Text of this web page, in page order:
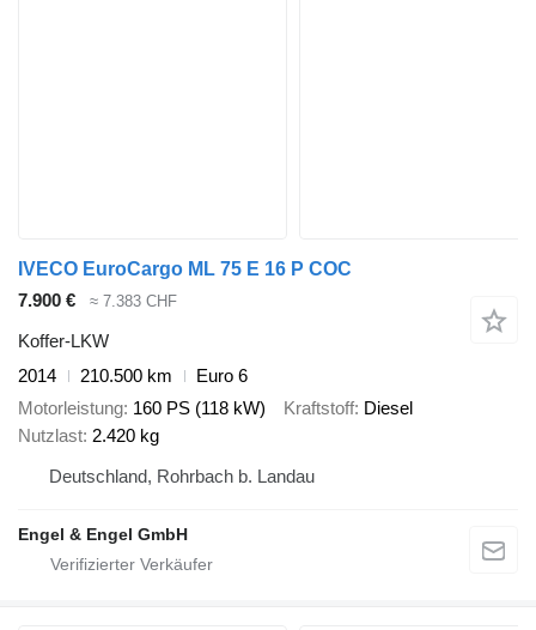
IVECO EuroCargo ML 75 E 16 P COC
7.900 €
≈ 7.383 CHF
Koffer-LKW
2014
210.500 km
Euro 6
Motorleistung 160 PS (118 kW) Kraftstoff Diesel
Nutzlast 2.420 kg
Deutschland, Rohrbach b. Landau
Engel & Engel GmbH